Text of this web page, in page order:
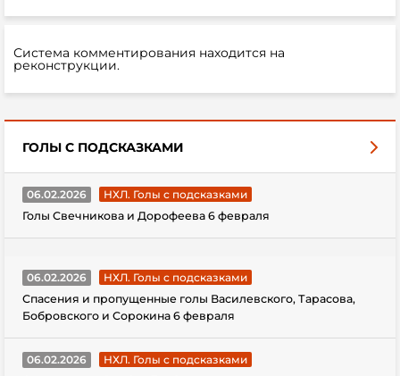
Система комментирования находится на
реконструкции.
ГОЛЫ С ПОДСКАЗКАМИ
06.02.2026
НХЛ. Голы с подсказками
Голы Свечникова и Дорофеева 6 февраля
06.02.2026
НХЛ. Голы с подсказками
Спасения и пропущенные голы Василевского, Тарасова,
Бобровского и Сорокина 6 февраля
06.02.2026
НХЛ. Голы с подсказками